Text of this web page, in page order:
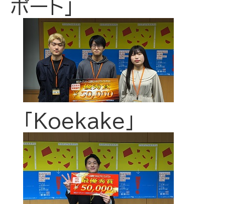
ポート」
「Koekake」